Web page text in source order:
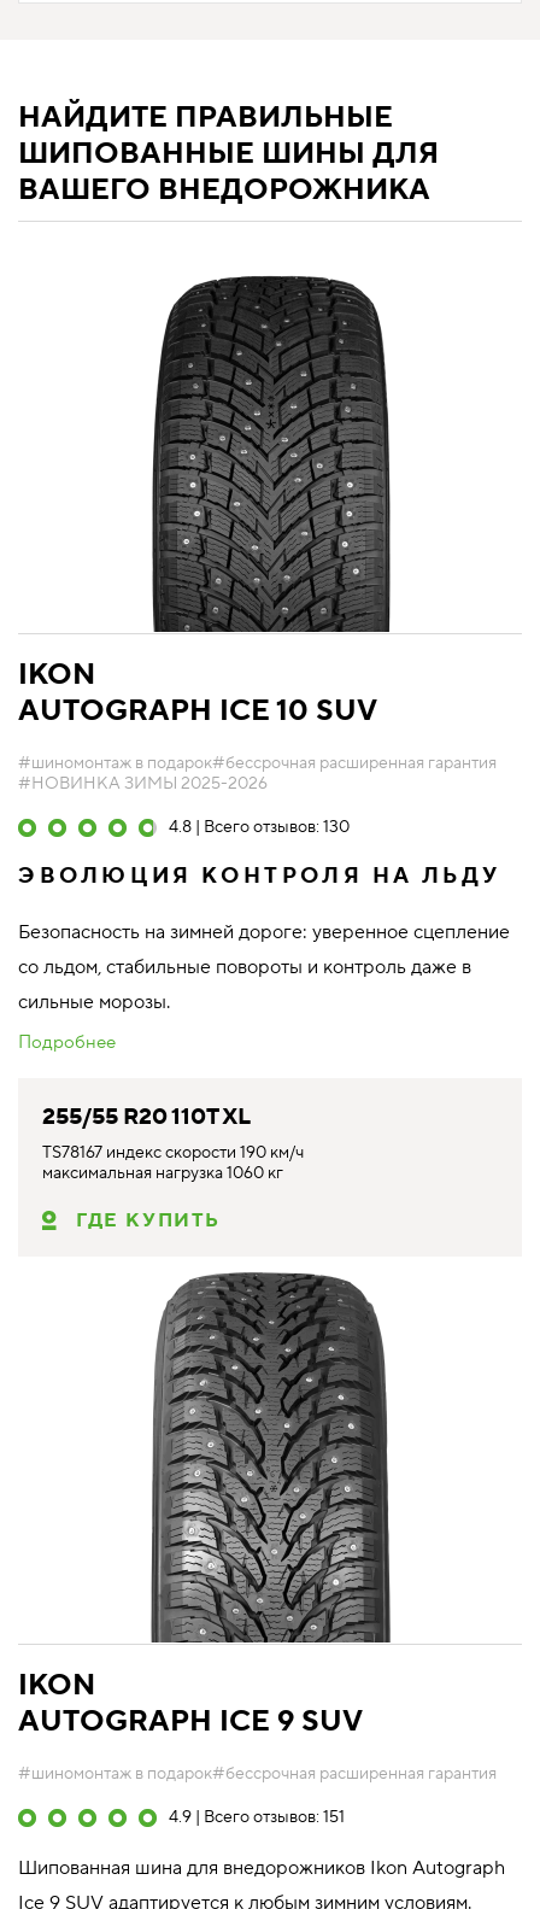
НАЙДИТЕ ПРАВИЛЬНЫЕ
ШИПОВАННЫЕ ШИНЫ ДЛЯ
ВАШЕГО ВНЕДОРОЖНИКА
IKON
AUTOGRAPH ICE 10 SUV
#шиномонтаж в подарок#бессрочная расширенная гарантия
#НОВИНКА ЗИМЫ 2025-2026
4.8 | Всего отзывов: 130
ЭВОЛЮЦИЯ КОНТРОЛЯ НА ЛЬДУ
Безопасность на зимней дороге: уверенное сцепление
со льдом, стабильные повороты и контроль даже в
сильные морозы.
Подробнее
255/55 R20 110T XL
TS78167 индекс скорости 190 км/ч
максимальная нагрузка 1060 кг
ГДЕ КУПИТЬ
IKON
AUTOGRAPH ICE 9 SUV
#шиномонтаж в подарок#бессрочная расширенная гарантия
4.9 | Всего отзывов: 151
Шипованная шина для внедорожников Ikon Autograph
Ice 9 SUV адаптируется к любым зимним условиям.